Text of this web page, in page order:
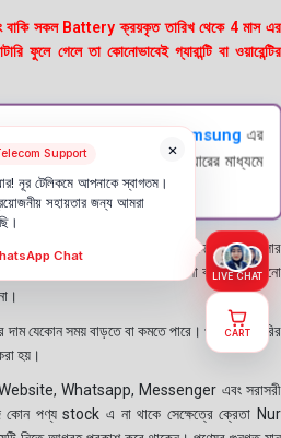
সকল Battery ক্রয়কৃত তারিখ থেকে 4 মাস এর
ফুলে গেলে তা কোনোভাবেই গ্যারান্টি বা ওয়ারেন্টির
নিশ্চিত করতে Samsung এর
করার পরই বিক্রি ও কুরিয়ারের মাধ্যমে
আগে মোবাইলে লাগিয়ে চেক করে নিবেন কালার
নিশ্চিত হয়ে পলি তুলবেন। পলি তোলা বা আঠা লাগানো
যেকোন সময় বাড়তে বা কমতে পারে। পণ্য ডেলিভারির
হয়।
Website, Whatsapp, Messenger এবং সরাসরী
পণ্য stock এ না থাকে সেক্ষেত্রে ক্রেতা Nur
×
Support
নূর টেলিকমে আপনাকে স্বাগতম।
সহায়তার জন্য আমরা
Chat
LIVE CHAT
CART